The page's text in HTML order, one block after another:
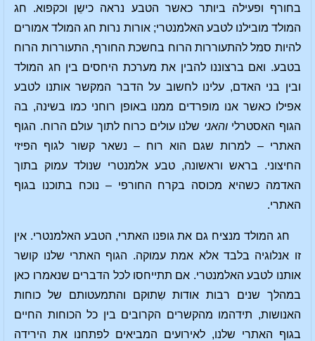
בחורף ופעילה ביותר כאשר הטבע נראה כישֵן וכקפוא. חג
המולד מובילנו לטבע האלמנטרי; אורות נרות חג המולד אמורים
להיות סמל להתעוררות הרוח בחשכת החורף, התעוררות הרוח
בטבע. ואם ברצוננו להבין את מערכת היחסים בין חג המולד
ובין בני האדם, עלינו לחשוב על הדבר המקשר אותנו לטבע
אפילו כאשר אנו מופרדים ממנו באופן רוחני כמו בשינה, בה
הגוף האסטרליוהאני שלנו עולים כרוח לתוך עולם הרוח. הגוף
האתרי – למרות שגם הוא רוח – נשאר קשור לגוף הפיזי
החיצוני. בראש וראשונה, טבע אלמנטרי שנולד עמוק בתוך
האדמה כשהיא מכוסה בקרח החורפי – נוכח בתוכנו בגוף
האתרי.
חג המולד מנציח גם את גופנו האתרי, הטבע האלמנטרי. אין
זו אנלוגיה בלבד אלא אמת עמוקה. הגוף האתרי שלנו קושר
אותנו לטבע האלמנטרי. אם תתייחסו לכל הדברים שנאמרו כאן
במהלך שנים רבות אודות שִתוּקם והתמעטותם של כוחות
האנושות, תידהמו מהקשרים הקרובים בין כל הכוחות החיים
בגוף האתרי שלנו, לאירועים המביאים לפתחנו את הירידה